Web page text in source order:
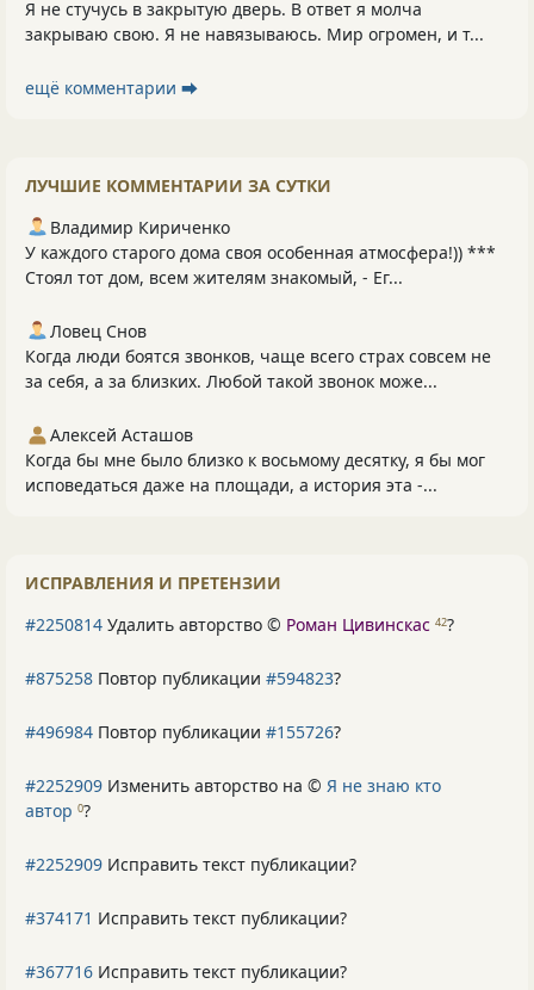
Я не стучусь в закрытую дверь. В ответ я молча
закрываю свою. Я не навязываюсь. Мир огромен, и т...
ещё комментарии ⮕
ЛУЧШИЕ КОММЕНТАРИИ ЗА СУТКИ
Владимир Кириченко
У каждого старого дома своя особенная атмосфера!)) ***
Стоял тот дом, всем жителям знакомый, - Ег...
Ловец Снов
Когда люди боятся звонков, чаще всего страх совсем не
за себя, а за близких. Любой такой звонок може...
Алексей Асташов
Когда бы мне было близко к восьмому десятку, я бы мог
исповедаться даже на площади, а история эта -...
ИСПРАВЛЕНИЯ И ПРЕТЕНЗИИ
#2250814 Удалить авторство © Роман Цивинскас 42?
#875258 Повтор публикации #594823?
#496984 Повтор публикации #155726?
#2252909 Изменить авторство на © Я не знаю кто
автор 0?
#2252909 Исправить текст публикации?
#374171 Исправить текст публикации?
#367716 Исправить текст публикации?